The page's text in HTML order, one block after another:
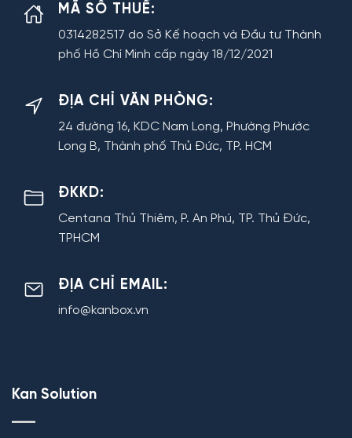
MÃ SỐ THUẾ:
0314282517 do Sở Kế hoạch và Đầu tư Thành
phố Hồ Chí Minh cấp ngày 18/12/2021
ĐỊA CHỈ VĂN PHÒNG:
24 đường 16, KDC Nam Long, Phường Phước
Long B, Thành phố Thủ Đức, TP. HCM
ĐKKD:
Centana Thủ Thiêm, P. An Phú, TP. Thủ Đức,
TPHCM
ĐỊA CHỈ EMAIL:
info@kanbox.vn
Kan Solution